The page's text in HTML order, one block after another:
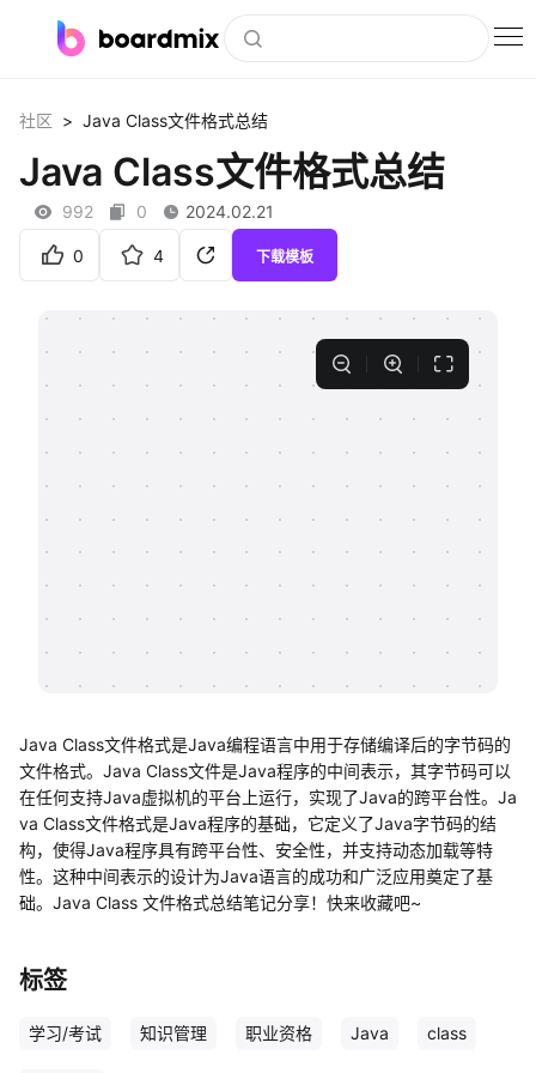
社区资源
下载
知识分享社区
社区 > Java Class文件格式总结
Java Class文件格式总结
992 0 2024.02.21
0 4 下载模板
Java Class文件格式是Java编程语言中用于存储编译后的字节码的
文件格式。Java Class文件是Java程序的中间表示，其字节码可以
在任何支持Java虚拟机的平台上运行，实现了Java的跨平台性。Ja
va Class文件格式是Java程序的基础，它定义了Java字节码的结
构，使得Java程序具有跨平台性、安全性，并支持动态加载等特
性。这种中间表示的设计为Java语言的成功和广泛应用奠定了基
础。Java Class 文件格式总结笔记分享！快来收藏吧~
标签
学习/考试 知识管理 职业资格 Java class